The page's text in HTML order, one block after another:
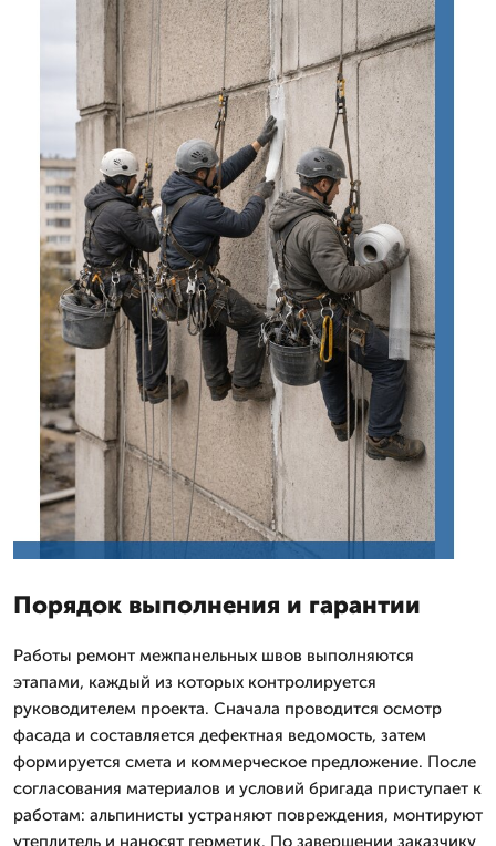
Порядок выполнения и гарантии
Работы ремонт межпанельных швов выполняются
этапами, каждый из которых контролируется
руководителем проекта. Сначала проводится осмотр
фасада и составляется дефектная ведомость, затем
формируется смета и коммерческое предложение. После
согласования материалов и условий бригада приступает к
работам: альпинисты устраняют повреждения, монтируют
утеплитель и наносят герметик. По завершении заказчику